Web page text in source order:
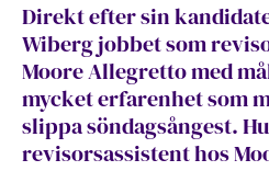
Direkt efter sin
Wiberg jobbet som
Moore Allegretto med
mycket erfarenhet som
slippa söndagsångest.
revisorsassistent hos